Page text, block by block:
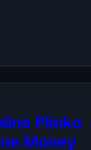
Plinko
Money